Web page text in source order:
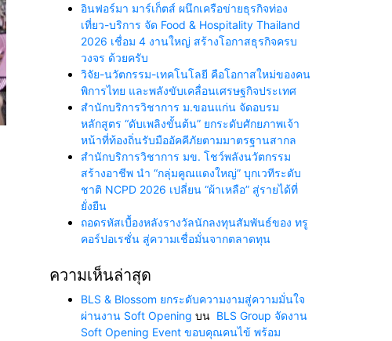
อินฟอร์มา มาร์เก็ตส์ ผนึกเครือข่ายธุรกิจท่อง
เที่ยว-บริการ จัด Food & Hospitality Thailand
2026 เชื่อม 4 งานใหญ่ สร้างโอกาสธุรกิจครบ
วงจร ด้วยครับ
วิจัย-นวัตกรรม-เทคโนโลยี คือโอกาสใหม่ของคน
พิการไทย และพลังขับเคลื่อนเศรษฐกิจประเทศ
สำนักบริการวิชาการ ม.ขอนแก่น จัดอบรม
หลักสูตร “ดับเพลิงขั้นต้น” ยกระดับศักยภาพเจ้า
หน้าที่ท้องถิ่นรับมืออัคคีภัยตามมาตรฐานสากล
สำนักบริการวิชาการ มข. โชว์พลังนวัตกรรม
สร้างอาชีพ นำ “กลุ่มคูณแดงใหญ่” บุกเวทีระดับ
ชาติ NCPD 2026 เปลี่ยน “ผ้าเหลือ” สู่รายได้ที่
ยั่งยืน
ถอดรหัสเบื้องหลังรางวัลนักลงทุนสัมพันธ์ของ ทรู
คอร์ปอเรชั่น สู่ความเชื่อมั่นจากตลาดทุน
ความเห็นล่าสุด
BLS & Blossom ยกระดับความงามสู่ความมั่นใจ
ผ่านงาน Soft Opening บน BLS Group จัดงาน
Soft Opening Event ขอบคุณคนไข้ พร้อม